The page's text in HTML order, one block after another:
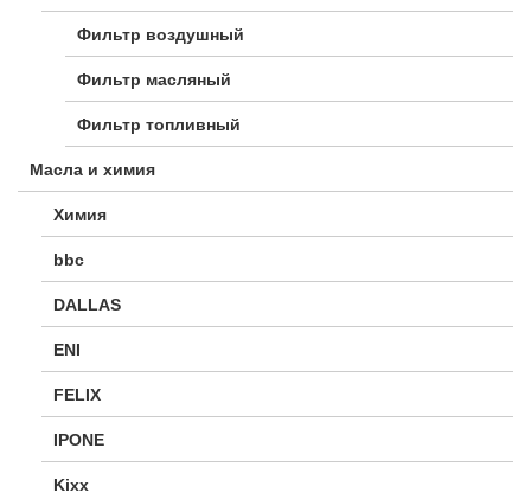
Фильтр воздушный
Фильтр масляный
Фильтр топливный
Масла и химия
Химия
bbc
DALLAS
ENI
FELIX
IPONE
Kixx